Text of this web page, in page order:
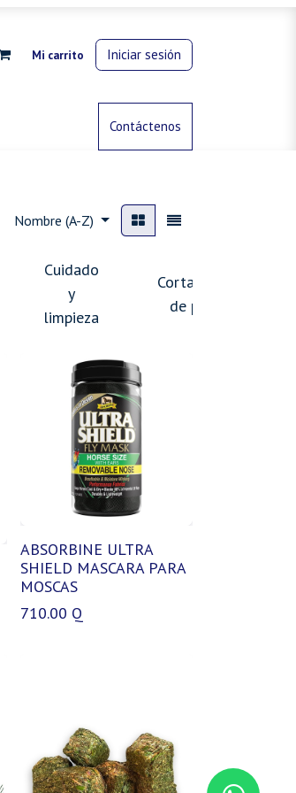
Mi carrito Iniciar sesión
Control de animalesContáctenos
Nombre (A-Z)
Cuidado
y
limpieza
Cortadoras
de pelo
ABSORBINE ULTRA
SHIELD MASCARA PARA
MOSCAS
710.00 Q